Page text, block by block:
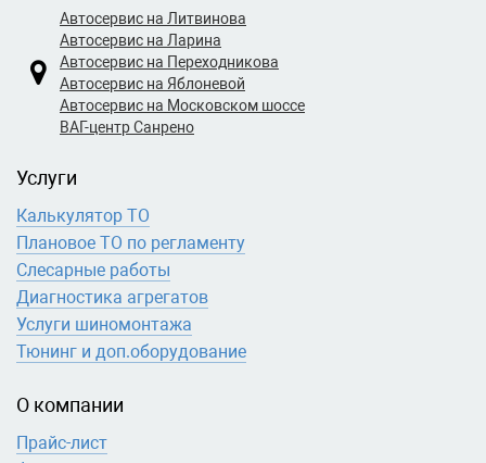
Автосервис на Литвинова
Автосервис на Ларина
Автосервис на Переходникова
Автосервис на Яблоневой
Автосервис на Московском шоссе
ВАГ-центр Санрено
Услуги
Калькулятор ТО
Плановое ТО по регламенту
Слесарные работы
Диагностика агрегатов
Услуги шиномонтажа
Тюнинг и доп.оборудование
О компании
Прайс-лист